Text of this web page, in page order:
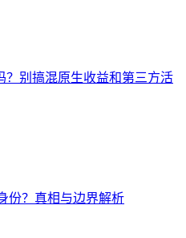
？别搞混原生收益和第三方活
份？真相与边界解析